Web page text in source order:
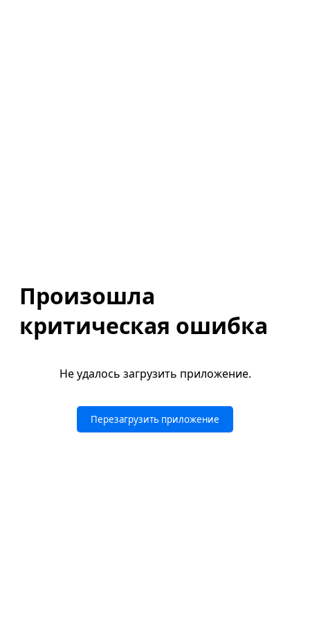
Произошла
критическая ошибка
Не удалось загрузить приложение.
Перезагрузить приложение